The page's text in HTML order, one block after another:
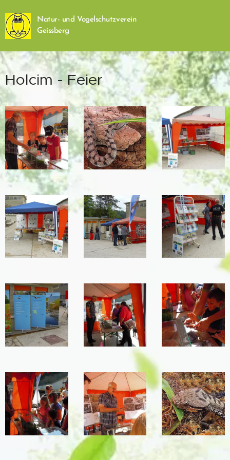
Natur- und Vogelschutzverein
Geissberg
Holcim - Feier